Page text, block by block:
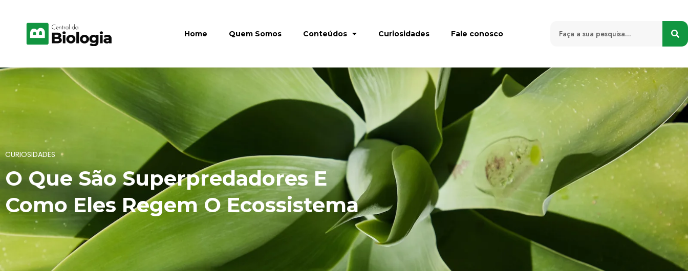
Home Quem Somos Conteúdos Curiosidades Fale conosco
CURIOSIDADES
O Que São Superpredadores E
Como Eles Regem O Ecossistema